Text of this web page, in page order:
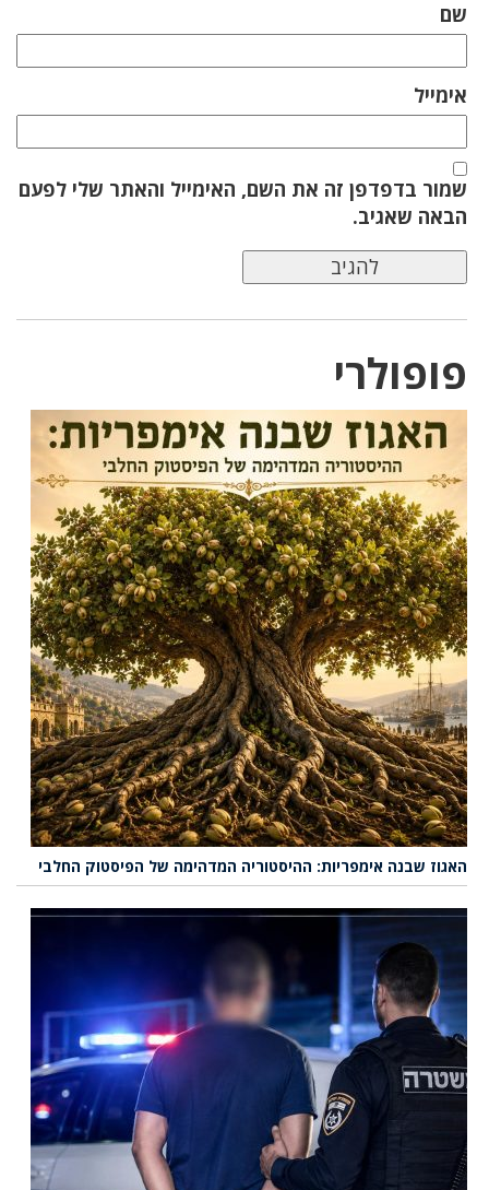
בדפדפן זה את השם, האימייל והאתר שלי לפעם
שאגיב.
שבנה אימפריות: ההיסטוריה המדהימה של הפיסטוק החלבי